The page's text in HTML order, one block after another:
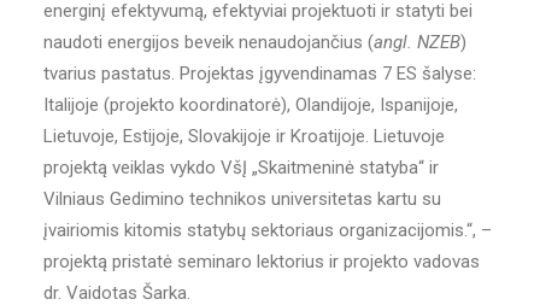
energinį efektyvumą, efektyviai projektuoti ir statyti bei
naudoti energijos beveik nenaudojančius (angl. NZEB)
tvarius pastatus. Projektas įgyvendinamas 7 ES šalyse:
Italijoje (projekto koordinatorė), Olandijoje, Ispanijoje,
Lietuvoje, Estijoje, Slovakijoje ir Kroatijoje. Lietuvoje
projektą veiklas vykdo VšĮ „Skaitmeninė statyba“ ir
Vilniaus Gedimino technikos universitetas kartu su
įvairiomis kitomis statybų sektoriaus organizacijomis.“, –
projektą pristatė seminaro lektorius ir projekto vadovas
dr. Vaidotas Šarka.